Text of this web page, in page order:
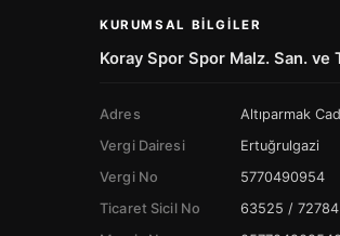
KURUMSAL BILGILER
Koray Spor Spor Malz. San. ve
Adres
Altıparmak
Vergi Dairesi
Ertuğrulgazi
Vergi No
5770490954
Ticaret Sicil No
63525 / 72784